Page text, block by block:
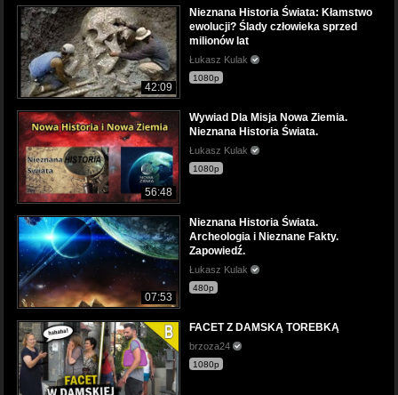
42:09
Nieznana Historia Świata: Kłamstwo
ewolucji? Ślady człowieka sprzed
milionów lat
Łukasz Kulak
1080p
56:48
Wywiad Dla Misja Nowa Ziemia.
Nieznana Historia Świata.
Łukasz Kulak
1080p
07:53
Nieznana Historia Świata.
Archeologia i Nieznane Fakty.
Zapowiedź.
Łukasz Kulak
480p
FACET Z DAMSKĄ TOREBKĄ
brzoza24
1080p